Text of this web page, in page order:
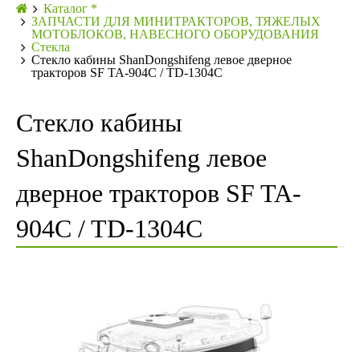
Каталог *
ЗАПЧАСТИ ДЛЯ МИНИТРАКТОРОВ, ТЯЖЕЛЫХ
МОТОБЛОКОВ, НАВЕСНОГО ОБОРУДОВАНИЯ
Стекла
Стекло кабины ShanDongshifeng левое дверное
тракторов SF TA-904C / TD-1304C
Стекло кабины
ShanDongshifeng левое
дверное тракторов SF TA-
904C / TD-1304C